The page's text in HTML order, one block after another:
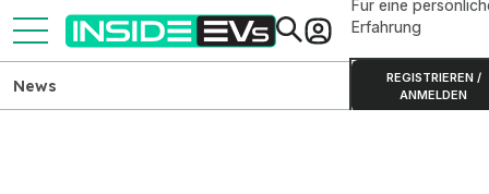
Für eine
Erfahrung
REGISTRIEREN /
ANMELDEN
News